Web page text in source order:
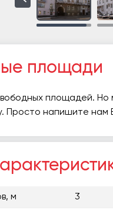
площади
площадей. Но
Просто напишите нам
м 3